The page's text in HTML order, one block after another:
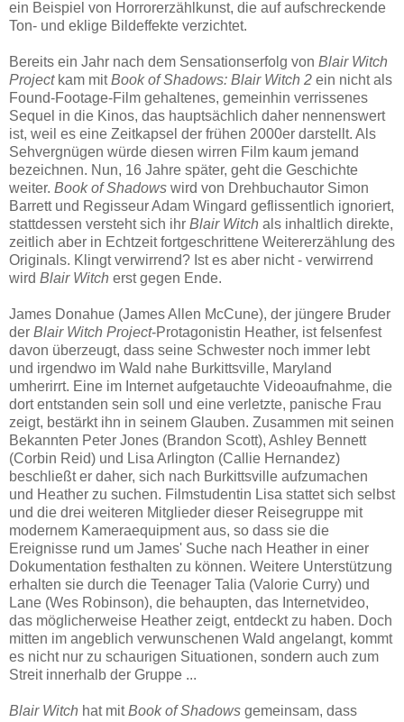
ein Beispiel von Horrorerzählkunst, die auf aufschreckende
Ton- und eklige Bildeffekte verzichtet.
Bereits ein Jahr nach dem Sensationserfolg von Blair Witch
Projectkam mitBook of Shadows: Blair Witch 2 ein nicht als
Found-Footage-Film gehaltenes, gemeinhin verrissenes
Sequel in die Kinos, das hauptsächlich daher nennenswert
ist, weil es eine Zeitkapsel der frühen 2000er darstellt. Als
Sehvergnügen würde diesen wirren Film kaum jemand
bezeichnen. Nun, 16 Jahre später, geht die Geschichte
weiter. Book of Shadows wird von Drehbuchautor Simon
Barrett und Regisseur Adam Wingard geflissentlich ignoriert,
stattdessen versteht sich ihr Blair Witch als inhaltlich direkte,
zeitlich aber in Echtzeit fortgeschrittene Weitererzählung des
Originals. Klingt verwirrend? Ist es aber nicht - verwirrend
wird Blair Witch erst gegen Ende.
James Donahue (James Allen McCune), der jüngere Bruder
der Blair Witch Project-Protagonistin Heather, ist felsenfest
davon überzeugt, dass seine Schwester noch immer lebt
und irgendwo im Wald nahe Burkittsville, Maryland
umherirrt. Eine im Internet aufgetauchte Videoaufnahme, die
dort entstanden sein soll und eine verletzte, panische Frau
zeigt, bestärkt ihn in seinem Glauben. Zusammen mit seinen
Bekannten Peter Jones (Brandon Scott), Ashley Bennett
(Corbin Reid) und Lisa Arlington (Callie Hernandez)
beschließt er daher, sich nach Burkittsville aufzumachen
und Heather zu suchen. Filmstudentin Lisa stattet sich selbst
und die drei weiteren Mitglieder dieser Reisegruppe mit
modernem Kameraequipment aus, so dass sie die
Ereignisse rund um James' Suche nach Heather in einer
Dokumentation festhalten zu können. Weitere Unterstützung
erhalten sie durch die Teenager Talia (Valorie Curry) und
Lane (Wes Robinson), die behaupten, das Internetvideo,
das möglicherweise Heather zeigt, entdeckt zu haben. Doch
mitten im angeblich verwunschenen Wald angelangt, kommt
es nicht nur zu schaurigen Situationen, sondern auch zum
Streit innerhalb der Gruppe ...
Blair Witch hat mitBook of Shadows gemeinsam, dass